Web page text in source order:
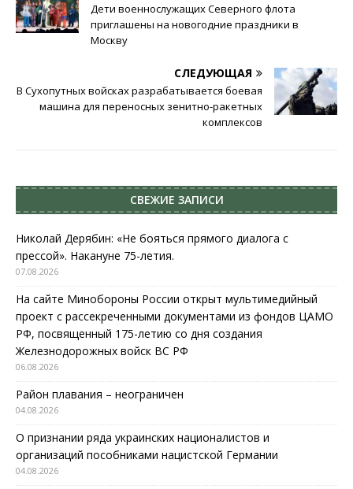
Дети военнослужащих Северного флота
приглашены на новогодние праздники в
Москву
СЛЕДУЮЩАЯ
В Сухопутных войсках разрабатывается боевая
машина для переносных зенитно-ракетных
комплексов
СВЕЖИЕ ЗАПИСИ
Николай Дерябин: «Не бояться прямого диалога с
прессой». Накануне 75-летия.
07.08.2026
На сайте Минобороны России открыт мультимедийный
проект с рассекреченными документами из фондов ЦАМО
РФ, посвященный 175-летию со дня создания
Железнодорожных войск ВС РФ
06.08.2026
Район плавания – неограничен
04.08.2026
О признании ряда украинских националистов и
организаций пособниками нацистской Германии
04.08.2026